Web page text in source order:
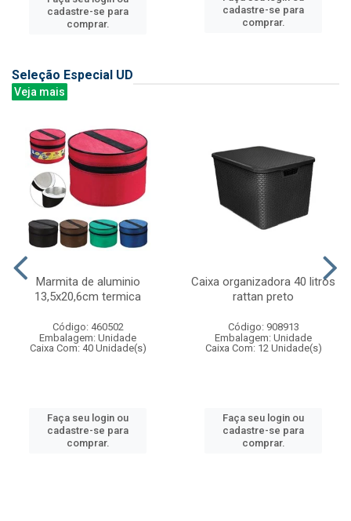
cadastre-se para
comprar.
cadastre-se para
comprar.
Seleção Especial UD
Veja mais
Marmita de aluminio
13,5x20,6cm termica
Código: 460502
Embalagem: Unidade
Caixa Com: 40 Unidade(s)
Faça seu login ou
cadastre-se para
comprar.
Caixa organizadora 40 litros
rattan preto
Código: 908913
Embalagem: Unidade
Caixa Com: 12 Unidade(s)
Faça seu login ou
cadastre-se para
comprar.